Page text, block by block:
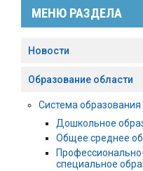
МЕНЮ РАЗДЕЛА
Новости
Образование области
Система образования
Дошкольное
Общее среднее
специальное